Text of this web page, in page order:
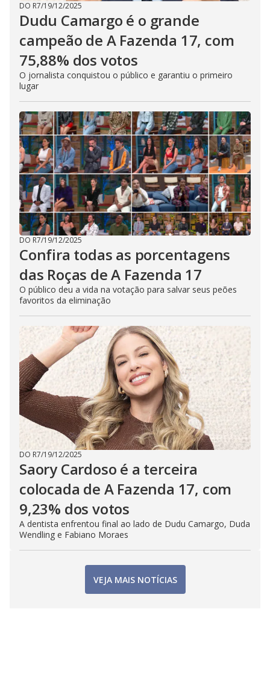
DO R7/19/12/2025
Dudu Camargo é o grande
campeão de A Fazenda 17, com
75,88% dos votos
O jornalista conquistou o público e garantiu o primeiro
lugar
DO R7/19/12/2025
Confira todas as porcentagens
das Roças de A Fazenda 17
O público deu a vida na votação para salvar seus peões
favoritos da eliminação
DO R7/19/12/2025
Saory Cardoso é a terceira
colocada de A Fazenda 17, com
9,23% dos votos
A dentista enfrentou final ao lado de Dudu Camargo, Duda
Wendling e Fabiano Moraes
VEJA MAIS NOTÍCIAS